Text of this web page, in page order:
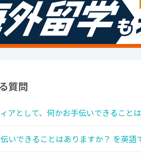
質問
アとして、何かお手伝いできること
いできることはありますか？ を英語